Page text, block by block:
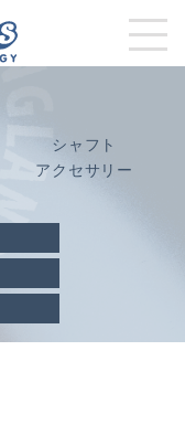
シャフト
アクセサリー